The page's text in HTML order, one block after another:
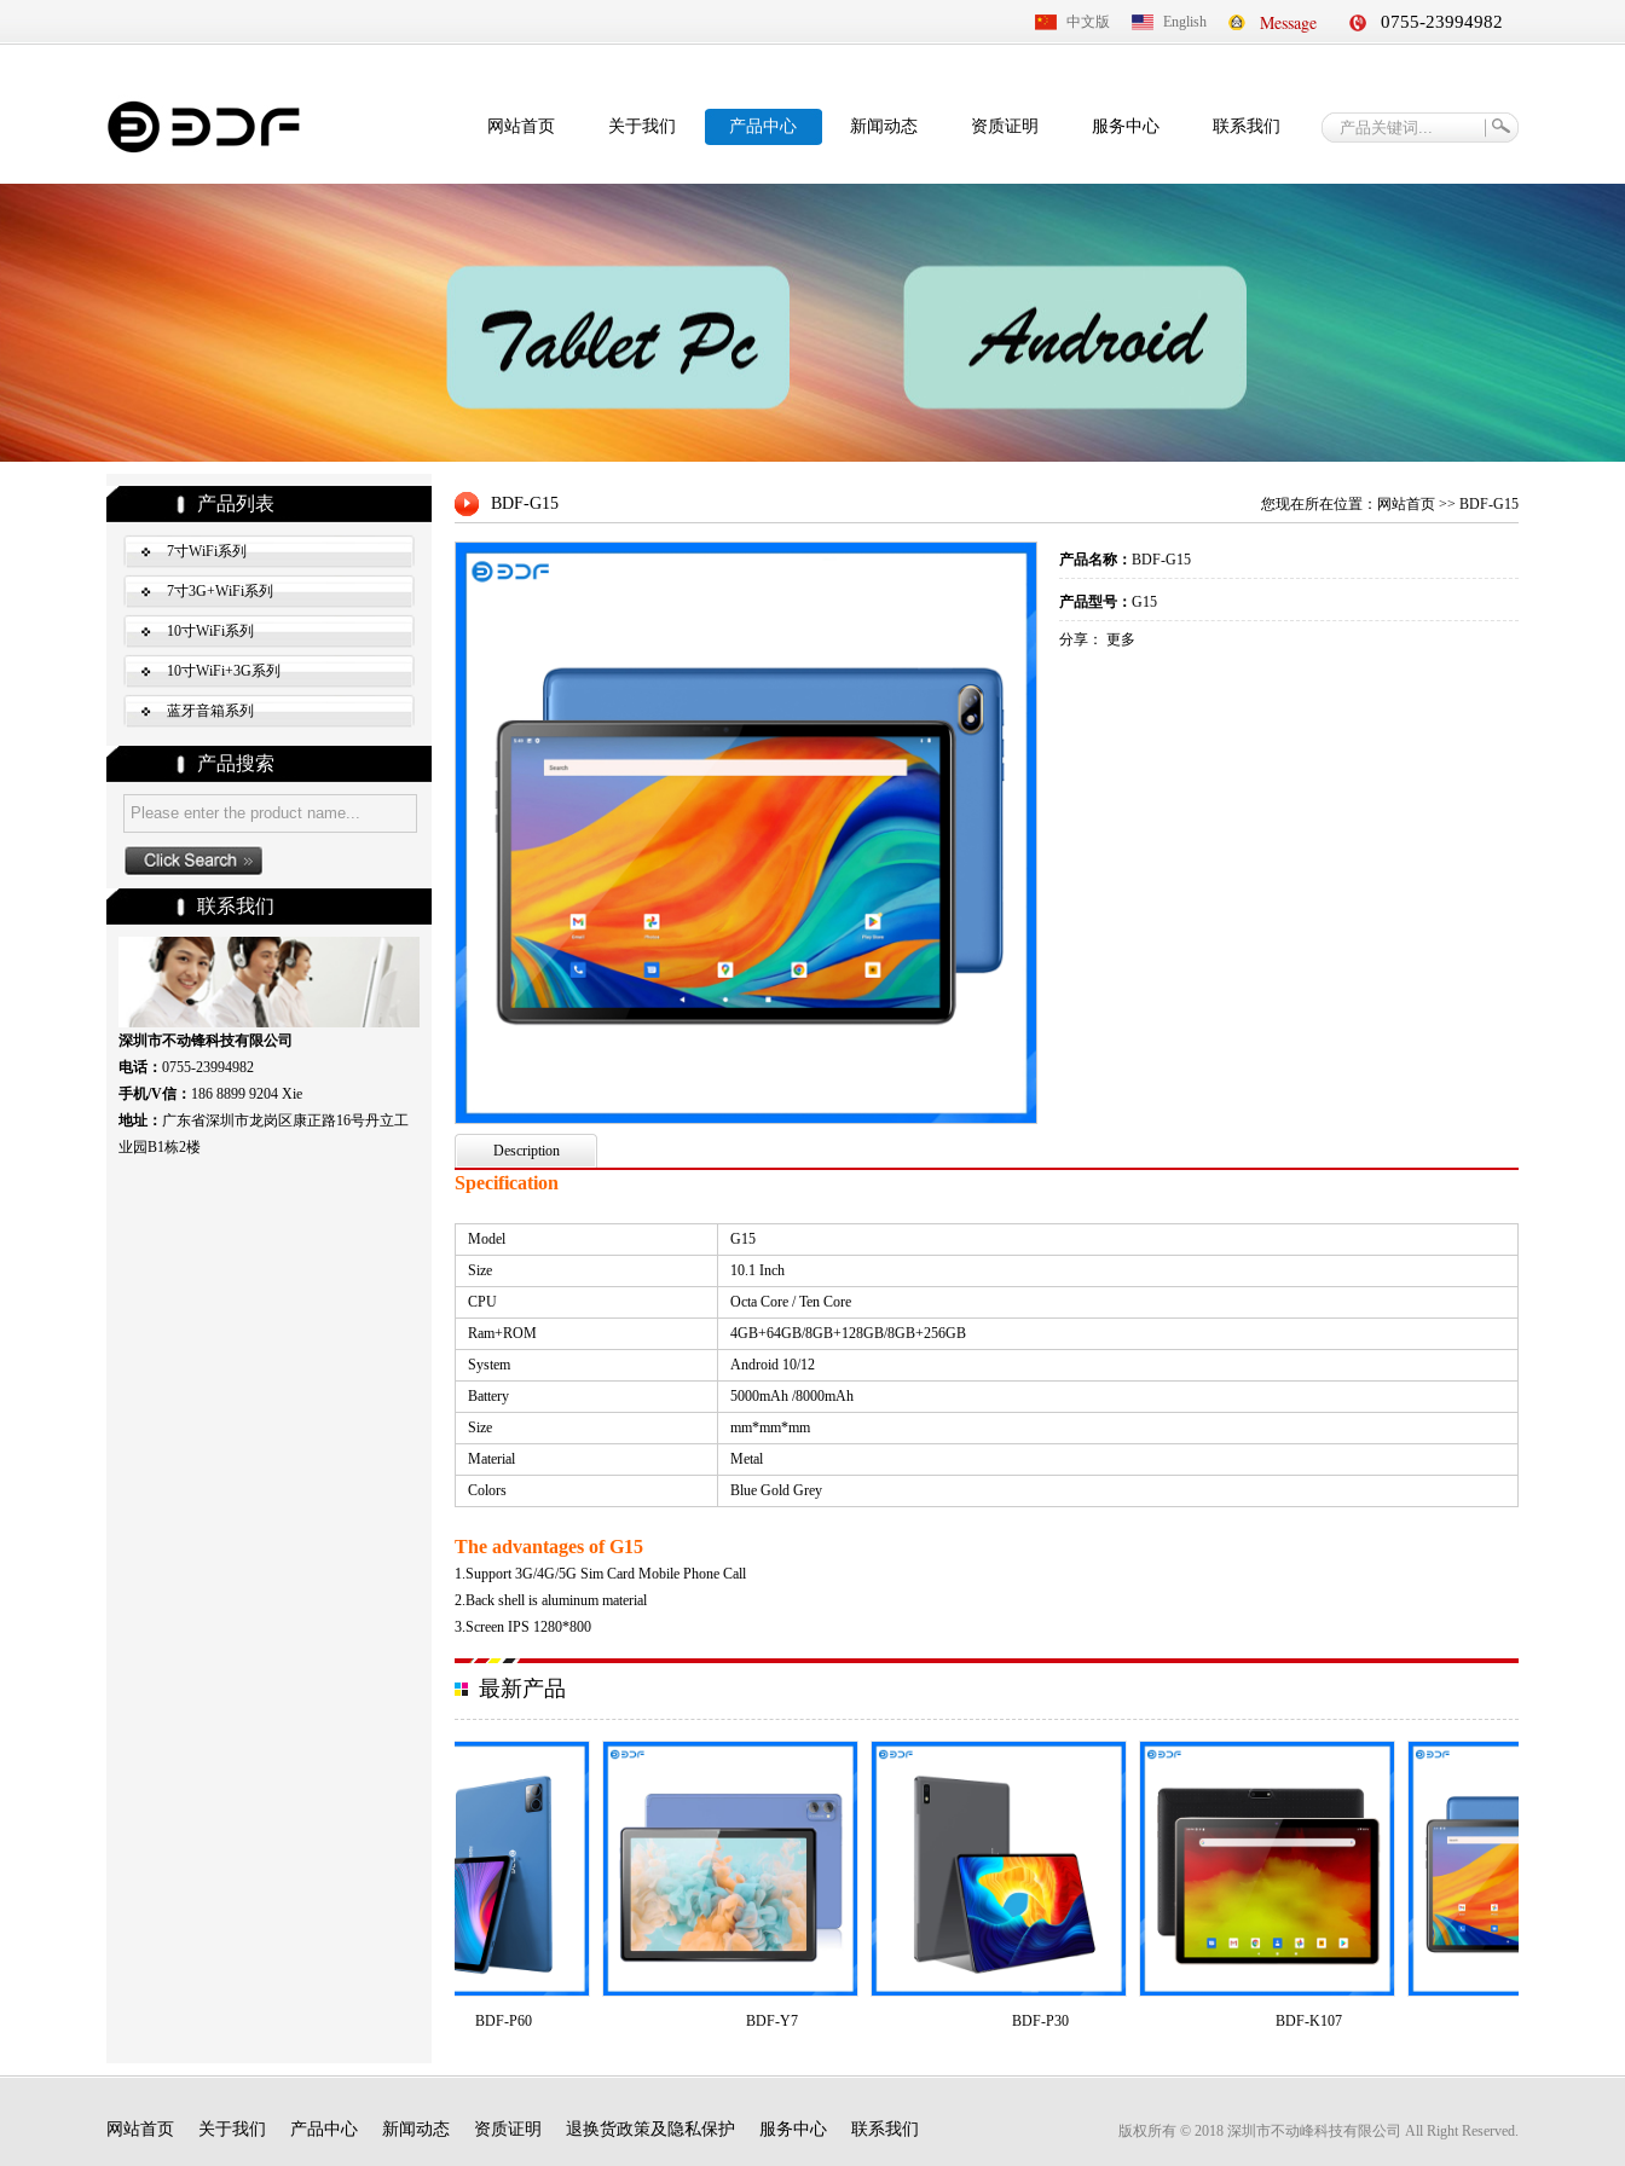
中文版 English Message 0755-23994982
网站首页 关于我们 产品中心 新闻动态 资质证明 服务中心 联系我们
产品列表
7寸WiFi系列
7寸3G+WiFi系列
10寸WiFi系列
10寸WiFi+3G系列
蓝牙音箱系列
产品搜索
联系我们
深圳市不动锋科技有限公司
电话： 0755-23994982
手机/V信： 186 8899 9204 Xie
地址： 广东省深圳市龙岗区康正路16号丹立工
业园B1栋2楼
BDF-G15 您现在所在位置： 网站首页 >> BDF-G15
产品名称： BDF-G15
产品型号： G15
分享： 更多
Description
Specification
Model
G15
Size
10.1 Inch
CPU
Octa Core / Ten Core
Ram+ROM
4GB+64GB/8GB+128GB/8GB+256GB
System
Android 10/12
Battery
5000mAh /8000mAh
Size
mm*mm*mm
Material
Metal
Colors
Blue Gold Grey
The advantages of G15
1.Support 3G/4G/5G Sim Card Mobile Phone Call
2.Back shell is aluminum material
3.Screen IPS 1280*800
最新产品
BDF-P60 BDF-Y7 BDF-P30 BDF-K107
网站首页 关于我们 产品中心 新闻动态 资质证明 退换货政策及隐私保护 服务中心 联系我们 版权所有 © 2018 深圳市不动峰科技有限公司 All Right Reserved.